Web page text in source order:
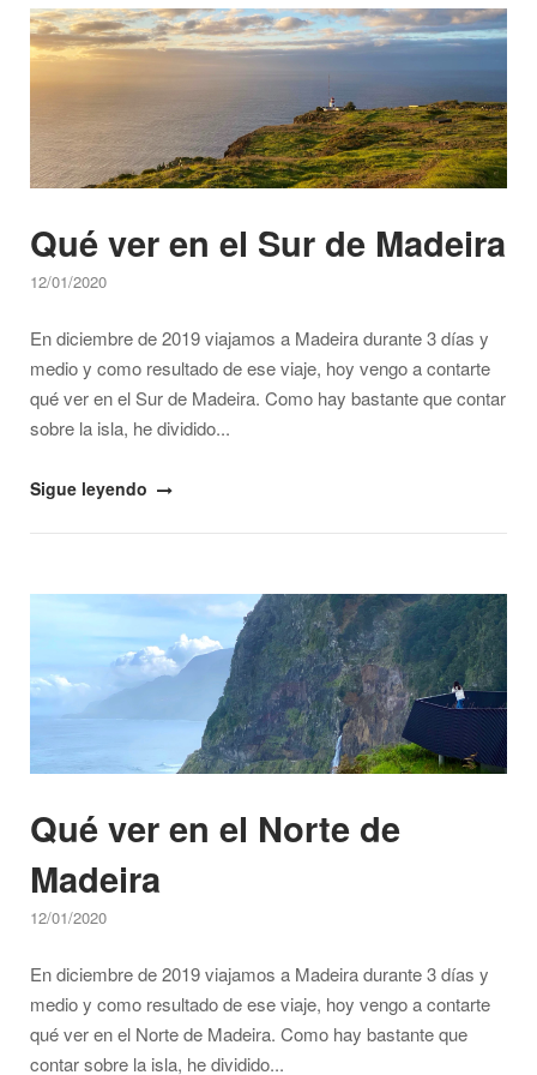
Este
de
Madeira"
Open post
Qué ver en el Sur de Madeira
12/01/2020
En diciembre de 2019 viajamos a Madeira durante 3 días y
medio y como resultado de ese viaje, hoy vengo a contarte
qué ver en el Sur de Madeira. Como hay bastante que contar
sobre la isla, he dividido...
"Qué
Madeira"
Sigue leyendo
Open post
Qué ver en el Norte de
Madeira
12/01/2020
En diciembre de 2019 viajamos a Madeira durante 3 días y
medio y como resultado de ese viaje, hoy vengo a contarte
qué ver en el Norte de Madeira. Como hay bastante que
contar sobre la isla, he dividido...